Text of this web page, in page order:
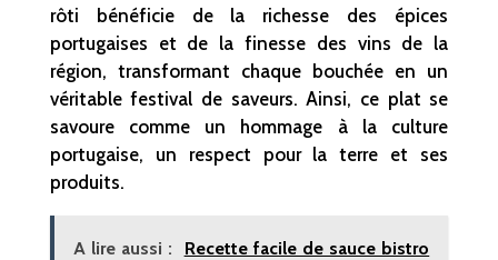
rôti bénéficie de la richesse des épices
portugaises et de la finesse des vins de la
région, transformant chaque bouchée en un
véritable festival de saveurs. Ainsi, ce plat se
savoure comme un hommage à la culture
portugaise, un respect pour la terre et ses
produits.
A lire aussi :
Recette facile de sauce bistro